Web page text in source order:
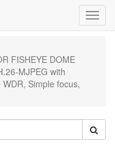
Menú
de
FISHEYE DOME
MJPEG with
Simple focus,